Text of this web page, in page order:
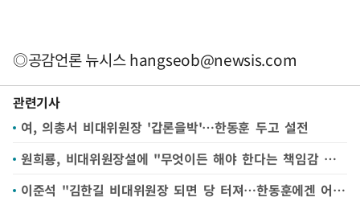
◎공감언론 뉴시스hangseob@newsis.com
관련기사
여, 의총서 비대위원장 '갑론을박'…한동훈 두고 설전
원희룡, 비대위원장설에 "무엇이든 해야 한다는 책임감 느껴"
이준석 "김한길 비대위원장 되면 당 터져…한동훈에겐 어려운 길"